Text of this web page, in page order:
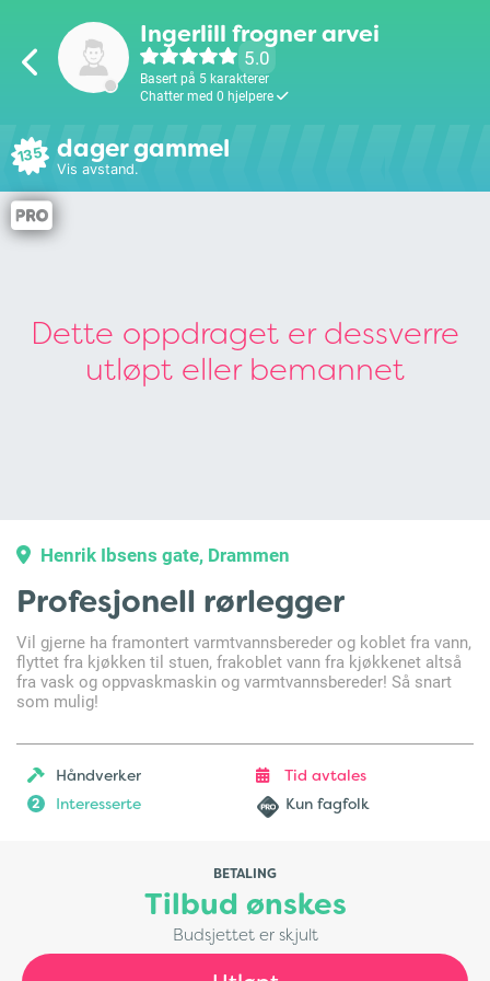
Ingerlill frogner arvei
5.0
Basert på 5 karakterer
Chatter med 0 hjelpere
135 dager gammel
Vis avstand.
Dette oppdraget er dessverre
utløpt eller bemannet
Henrik Ibsens gate, Drammen
Profesjonell rørlegger
Vil gjerne ha framontert varmtvannsbereder og koblet fra vann,
flyttet fra kjøkken til stuen, frakoblet vann fra kjøkkenet altså
fra vask og oppvaskmaskin og varmtvannsbereder! Så snart
som mulig!
Håndverker Tid avtales
2 Interesserte Kun fagfolk
BETALING
Tilbud ønskes
Budsjettet er skjult